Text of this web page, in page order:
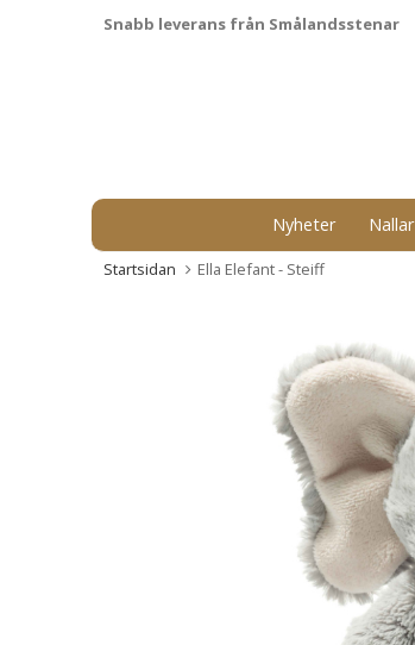
Snabb leverans från Smålandsstenar
Nyheter Nallar
Startsidan Ella Elefant - Steiff